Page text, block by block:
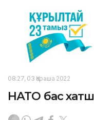
08:27, 03 Қараша 2022
НАТО бас